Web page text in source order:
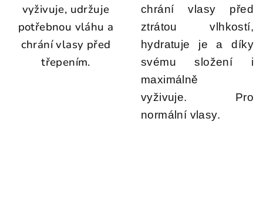
vyživuje, udržuje
potřebnou vláhu a
chrání vlasy před
třepením.
chrání vlasy před
ztrátou vlhkostí,
hydratuje je a díky
svému složení i
maximálně
vyživuje. Pro
normální vlasy.